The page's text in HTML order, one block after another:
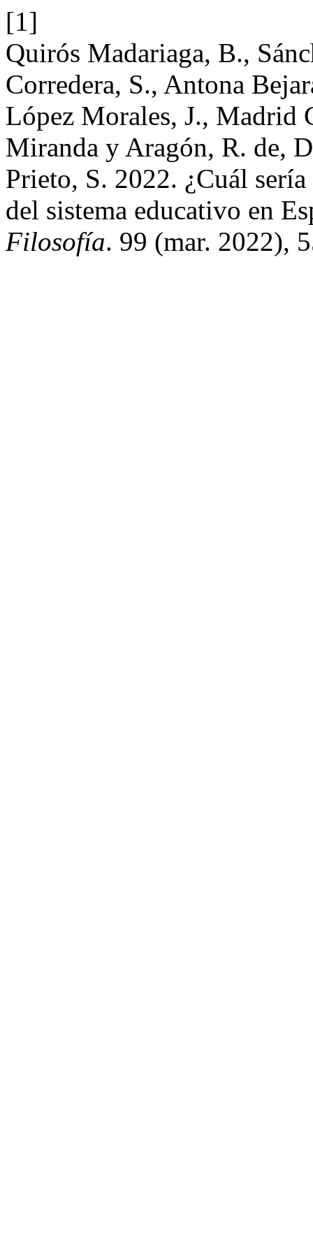
[1]
Quirós Madariaga, B.,
Corredera, S., Antona
López Morales, J., Madrid
Miranda y Aragón, R. de,
Prieto, S. 2022. ¿Cuál
del sistema educativo en
Filosofía. 99 (mar. 2022),